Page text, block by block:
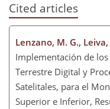
Cited articles
Lenzano, M. G.,
Implementación de
Terrestre Digital y
Satelitales, para el
Superior e Inferior,